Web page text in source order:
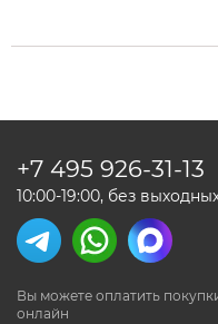
Вы можете оплатить
онлайн
+7 495 926-31-13
10:00-19:00, без